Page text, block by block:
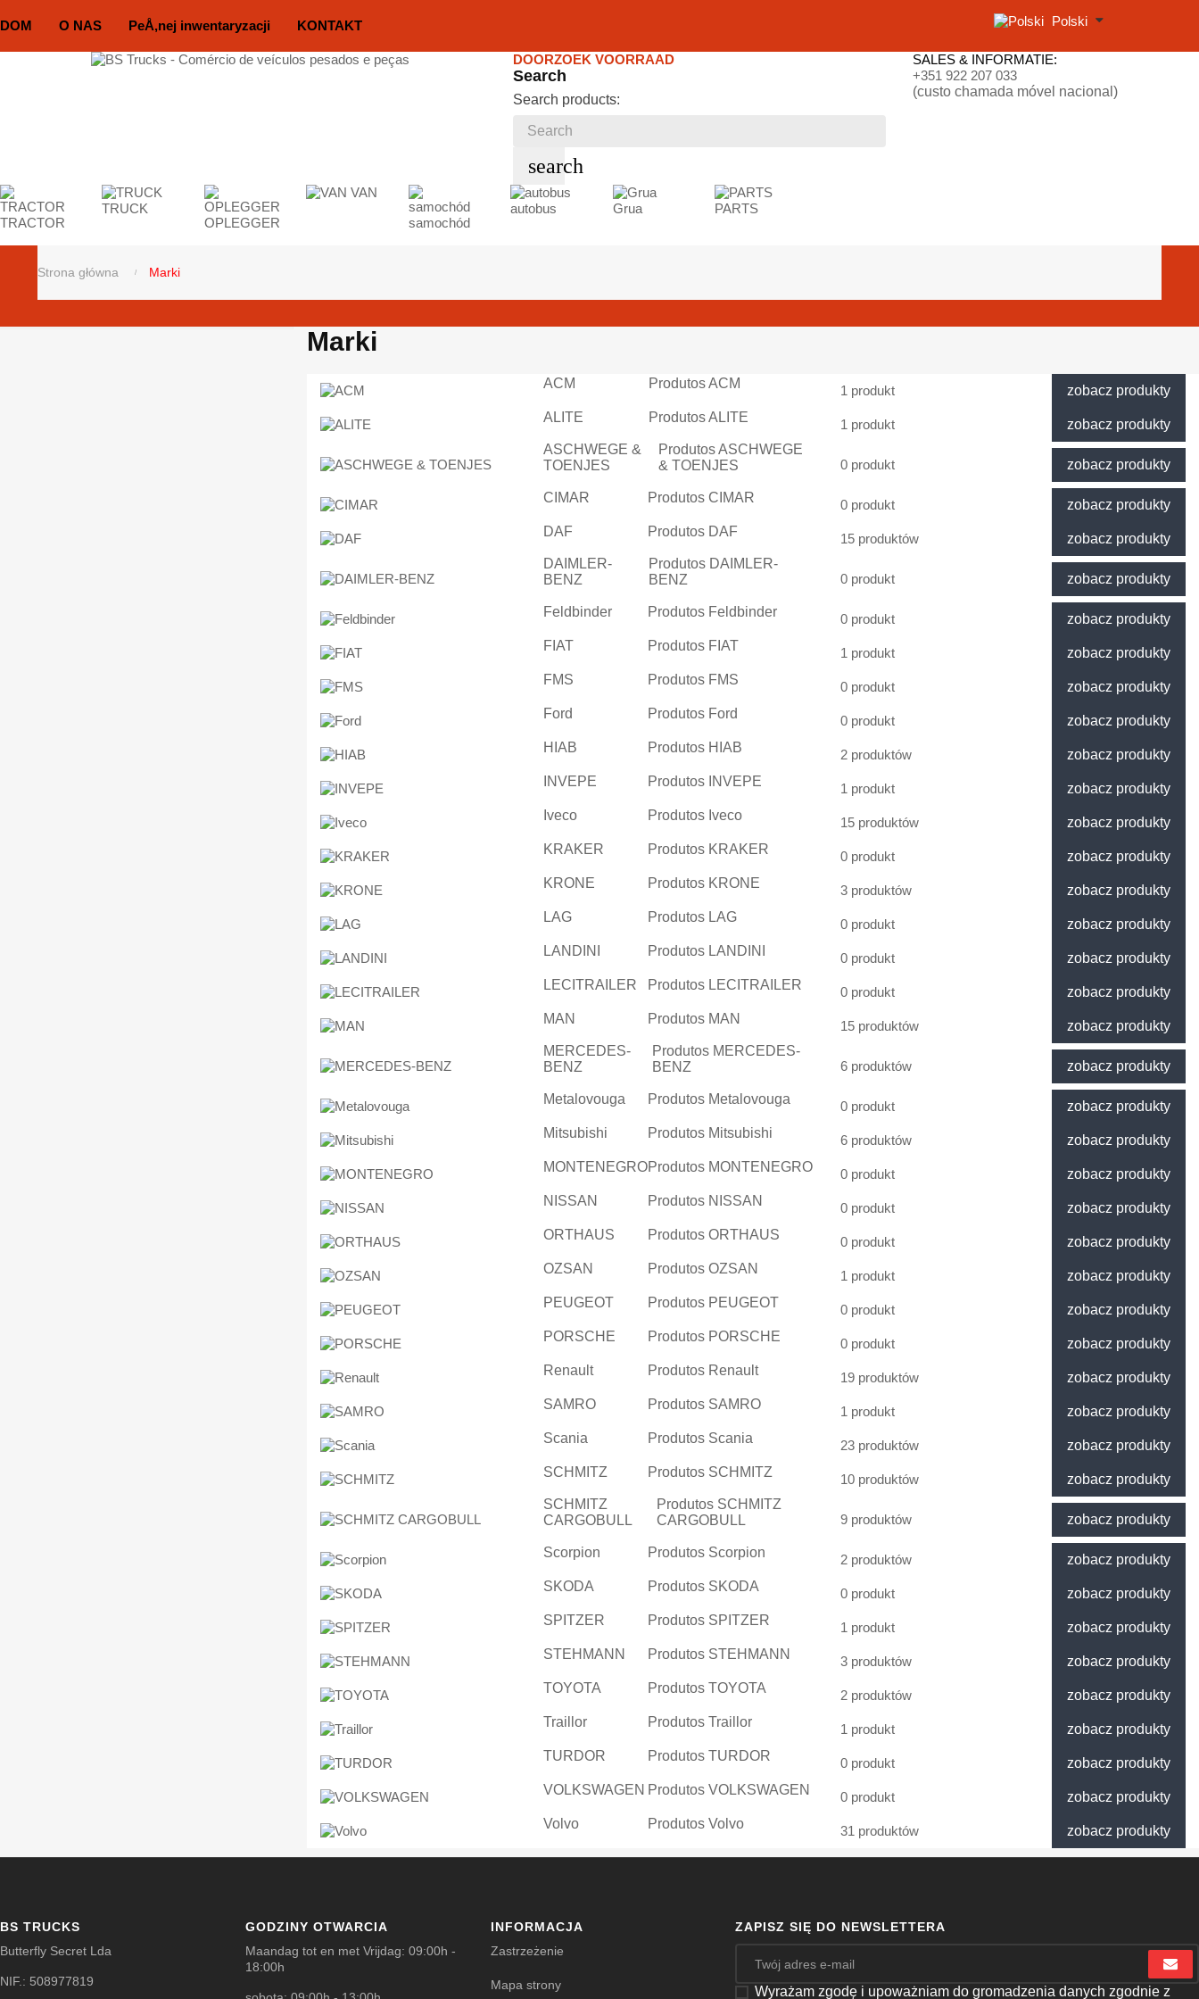
DOM O NAS PeÅ‚nej inwentaryzacji KONTAKT Polski
DOORZOEK VOORRAAD
Search
Search products:
search
SALES & INFORMATIE:
+351 922 207 033
(custo chamada móvel nacional)
TRACTOR
TRUCK
OPLEGGER
VAN
samochód
autobus Grua PARTS
Strona główna Marki
Marki
ACM Produtos ACM 1 produkt
zobacz produkty
ALITE
Produtos ALITE 1 produkt
zobacz produkty
ASCHWEGE &
TOENJES
Produtos ASCHWEGE
& TOENJES
0 produkt zobacz produkty
CIMAR Produtos CIMAR 0 produkt
zobacz produkty
DAF
Produtos DAF 15 produktów
zobacz produkty
DAIMLER-
BENZ
Produtos DAIMLER-
BENZ
0 produkt zobacz produkty
Feldbinder Produtos Feldbinder 0 produkt
zobacz produkty
FIAT
Produtos FIAT 1 produkt
zobacz produkty
FMS
Produtos FMS 0 produkt
zobacz produkty
Ford
Produtos Ford 0 produkt
zobacz produkty
HIAB
Produtos HIAB 2 produktów
zobacz produkty
INVEPE
Produtos INVEPE 1 produkt
zobacz produkty
Iveco
Produtos Iveco 15 produktów
zobacz produkty
KRAKER
Produtos KRAKER 0 produkt
zobacz produkty
KRONE
Produtos KRONE 3 produktów
zobacz produkty
LAG
Produtos LAG 0 produkt
zobacz produkty
LANDINI
Produtos LANDINI 0 produkt
zobacz produkty
LECITRAILER
Produtos LECITRAILER 0 produkt
zobacz produkty
MAN
Produtos MAN 15 produktów
zobacz produkty
MERCEDES-
BENZ
Produtos MERCEDES-
BENZ
6 produktów zobacz produkty
Metalovouga Produtos Metalovouga 0 produkt
zobacz produkty
Mitsubishi
Produtos Mitsubishi 6 produktów
zobacz produkty
MONTENEGROProdutos MONTENEGRO 0 produkt
zobacz produkty
NISSAN
Produtos NISSAN 0 produkt
zobacz produkty
ORTHAUS
Produtos ORTHAUS 0 produkt
zobacz produkty
OZSAN
Produtos OZSAN 1 produkt
zobacz produkty
PEUGEOT
Produtos PEUGEOT 0 produkt
zobacz produkty
PORSCHE
Produtos PORSCHE 0 produkt
zobacz produkty
Renault
Produtos Renault 19 produktów
zobacz produkty
SAMRO
Produtos SAMRO 1 produkt
zobacz produkty
Scania
Produtos Scania 23 produktów
zobacz produkty
SCHMITZ
Produtos SCHMITZ 10 produktów
zobacz produkty
SCHMITZ
CARGOBULL
Produtos SCHMITZ
CARGOBULL
9 produktów zobacz produkty
Scorpion Produtos Scorpion 2 produktów
zobacz produkty
SKODA
Produtos SKODA 0 produkt
zobacz produkty
SPITZER
Produtos SPITZER 1 produkt
zobacz produkty
STEHMANN
Produtos STEHMANN 3 produktów
zobacz produkty
TOYOTA
Produtos TOYOTA 2 produktów
zobacz produkty
Traillor
Produtos Traillor 1 produkt
zobacz produkty
TURDOR
Produtos TURDOR 0 produkt
zobacz produkty
VOLKSWAGEN Produtos VOLKSWAGEN 0 produkt
zobacz produkty
Volvo
Produtos Volvo 31 produktów zobacz produkty
BS TRUCKS
Butterfly Secret Lda
NIF.: 508977819
GODZINY OTWARCIA
Maandag tot en met Vrijdag: 09:00h -
18:00h
INFORMACJA
Zastrzeżenie
Mapa strony
ZAPISZ SIĘ DO NEWSLETTERA
Wyrażam zgodę i upoważniam do gromadzenia danych zgodnie z